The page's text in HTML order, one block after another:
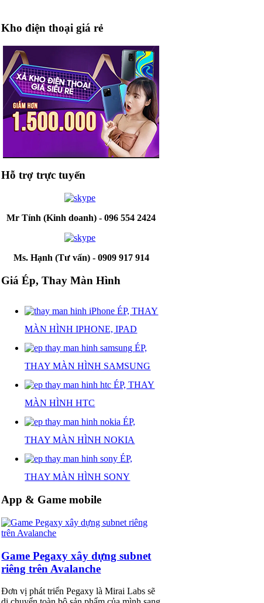
Kho điện thoại giá rẻ
Hỗ trợ trực tuyến
Mr Tính (Kinh doanh) - 096 554 2424
Ms. Hạnh (Tư vấn) - 0909 917 914
Giá Ép, Thay Màn Hình
ÉP, THAY
MÀN HÌNH IPHONE, IPAD
ÉP,
THAY MÀN HÌNH SAMSUNG
ÉP, THAY
MÀN HÌNH HTC
ÉP,
THAY MÀN HÌNH NOKIA
ÉP,
THAY MÀN HÌNH SONY
App & Game mobile
Game Pegaxy xây dựng subnet
riêng trên Avalanche
Đơn vị phát triển Pegaxy là Mirai Labs sẽ